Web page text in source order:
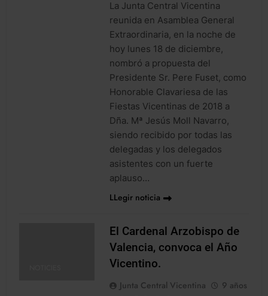
La Junta Central Vicentina
reunida en Asamblea General
Extraordinaria, en la noche de
hoy lunes 18 de diciembre,
nombró a propuesta del
Presidente Sr. Pere Fuset, como
Honorable Clavariesa de las
Fiestas Vicentinas de 2018 a
Dña. Mª Jesús Moll Navarro,
siendo recibido por todas las
delegadas y los delegados
asistentes con un fuerte
aplauso…
LLegir noticia
El Cardenal Arzobispo de
Valencia, convoca el Año
Vicentino.
Junta Central Vicentina
9 años